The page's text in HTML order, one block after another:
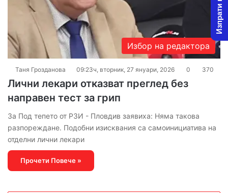
Избор на редактора
Таня Грозданова 09:23ч, вторник, 27 януари, 2026 0 370
Лични лекари отказват преглед без
направен тест за грип
За Под тепето от РЗИ - Пловдив заявиха: Няма такова
разпореждане. Подобни изисквания са самоинициатива на
отделни лични лекари
Прочети Повече »